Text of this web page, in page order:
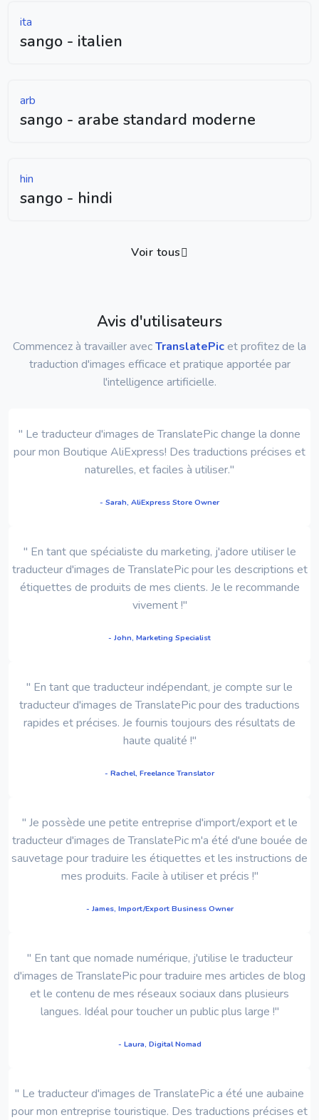
ita
sango - italien
arb
sango - arabe standard moderne
hin
sango - hindi
Voir tous
Avis d'utilisateurs
Commencez à travailler avecTranslatePic et profitez de la
traduction d'images efficace et pratique apportée par
l'intelligence artificielle.
" Le traducteur d'images de TranslatePic change la donne
pour mon Boutique AliExpress! Des traductions précises et
naturelles, et faciles à utiliser."
- Sarah, AliExpress Store Owner
" En tant que spécialiste du marketing, j'adore utiliser le
traducteur d'images de TranslatePic pour les descriptions et
étiquettes de produits de mes clients. Je le recommande
vivement !"
- John, Marketing Specialist
" En tant que traducteur indépendant, je compte sur le
traducteur d'images de TranslatePic pour des traductions
rapides et précises. Je fournis toujours des résultats de
haute qualité !"
- Rachel, Freelance Translator
" Je possède une petite entreprise d'import/export et le
traducteur d'images de TranslatePic m'a été d'une bouée de
sauvetage pour traduire les étiquettes et les instructions de
mes produits. Facile à utiliser et précis !"
- James, Import/Export Business Owner
" En tant que nomade numérique, j'utilise le traducteur
d'images de TranslatePic pour traduire mes articles de blog
et le contenu de mes réseaux sociaux dans plusieurs
langues. Idéal pour toucher un public plus large !"
- Laura, Digital Nomad
" Le traducteur d'images de TranslatePic a été une aubaine
pour mon entreprise touristique. Des traductions précises et